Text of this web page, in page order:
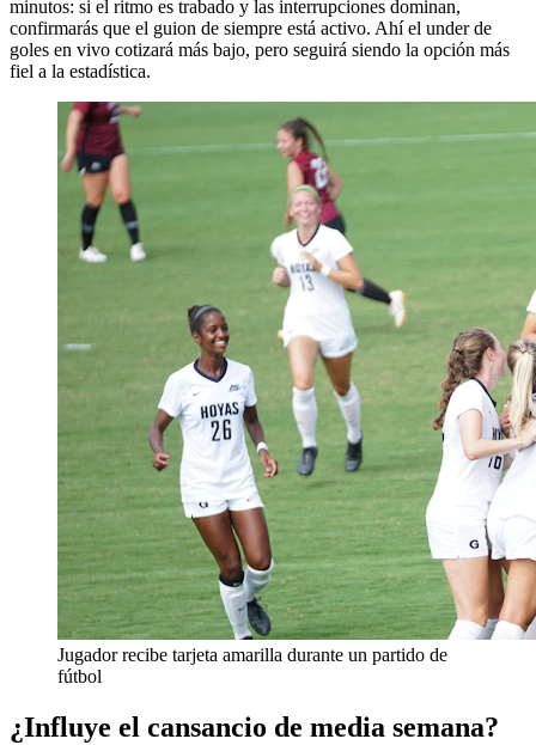
minutos: si el ritmo es trabado y las interrupciones dominan,
confirmarás que el guion de siempre está activo. Ahí el under de
goles en vivo cotizará más bajo, pero seguirá siendo la opción más
fiel a la estadística.
Jugador recibe tarjeta amarilla durante un partido de
fútbol
¿Influye el cansancio de media semana?